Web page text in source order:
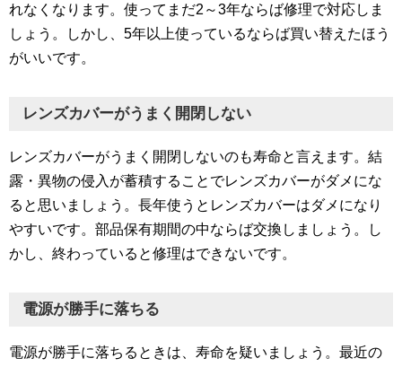
れなくなります。使ってまだ2～3年ならば修理で対応しま
しょう。しかし、5年以上使っているならば買い替えたほう
がいいです。
レンズカバーがうまく開閉しない
レンズカバーがうまく開閉しないのも寿命と言えます。結
露・異物の侵入が蓄積することでレンズカバーがダメにな
ると思いましょう。長年使うとレンズカバーはダメになり
やすいです。部品保有期間の中ならば交換しましょう。し
かし、終わっていると修理はできないです。
電源が勝手に落ちる
電源が勝手に落ちるときは、寿命を疑いましょう。最近の